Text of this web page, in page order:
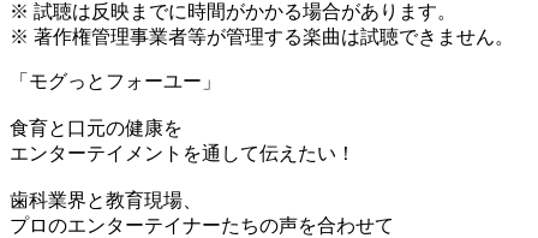
※ 試聴は反映までに時間がかかる場合があります。
※ 著作権管理事業者等が管理する楽曲は試聴できません。
「モグっとフォーユー」
食育と口元の健康を
エンターテイメントを通して伝えたい！
歯科業界と教育現場、
プロのエンターテイナーたちの声を合わせて